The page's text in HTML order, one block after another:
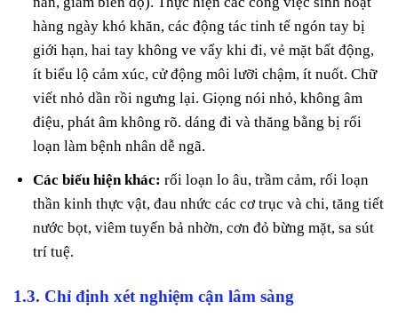
hàng ngày khó khăn, các động tác tinh tế ngón tay bị
giới hạn, hai tay không ve vẩy khi đi, vẻ mặt bất động,
ít biểu lộ cảm xúc, cử động môi lưỡi chậm, ít nuốt. Chữ
viết nhỏ dần rồi ngưng lại. Giọng nói nhỏ, không âm
điệu, phát âm không rõ. dáng đi và thăng bằng bị rối
loạn làm bệnh nhân dễ ngã.
Các biểu hiện khác:rối loạn lo âu, trầm cảm, rối loạn
thần kinh thực vật, đau nhức các cơ trục và chi, tăng tiết
nước bọt, viêm tuyến bả nhờn, cơn đỏ bừng mặt, sa sút
trí tuệ.
1.3. Chỉ định xét nghiệm cận lâm sàng